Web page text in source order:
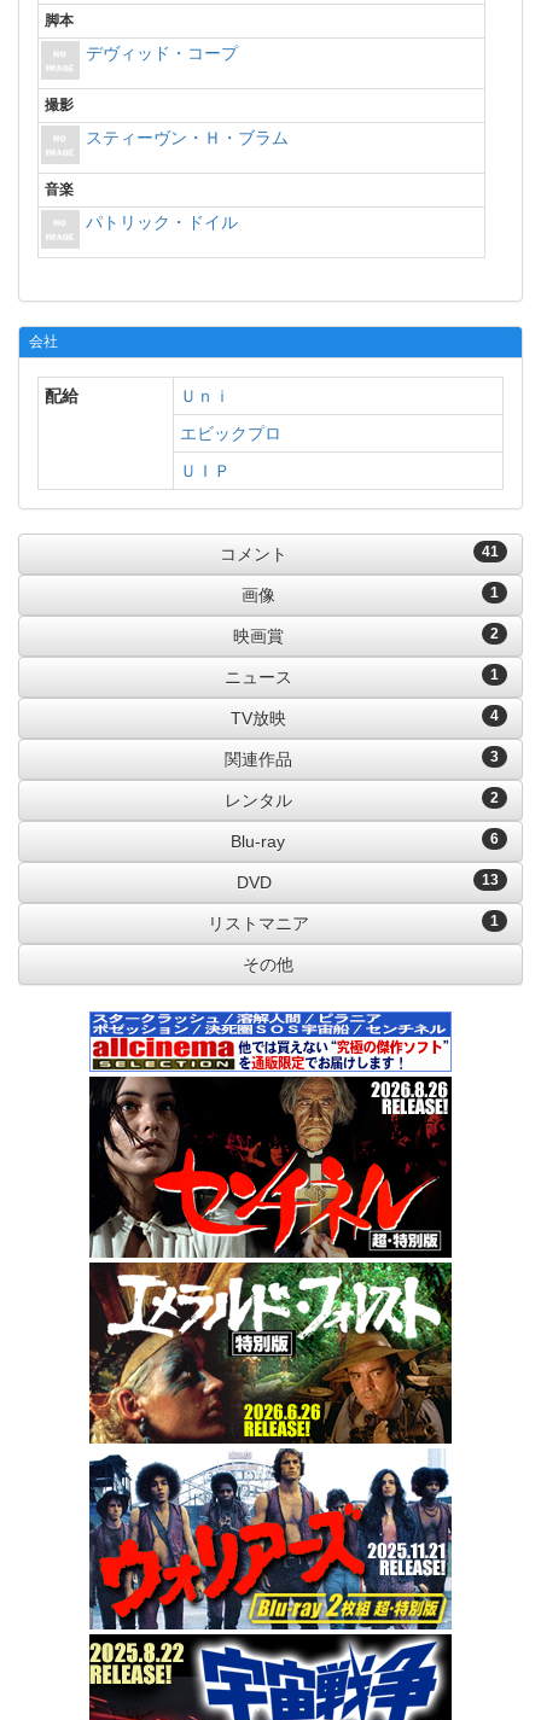
脚本
デヴィッド・コープ
撮影
スティーヴン・Ｈ・ブラム
音楽
パトリック・ドイル
会社
配給
Ｕｎｉ
エビックプロ
ＵＩＰ
41
コメント
1
画像
2
映画賞
1
ニュース
4
TV放映
3
関連作品
2
レンタル
6
Blu-ray
13
DVD
1
リストマニア
その他